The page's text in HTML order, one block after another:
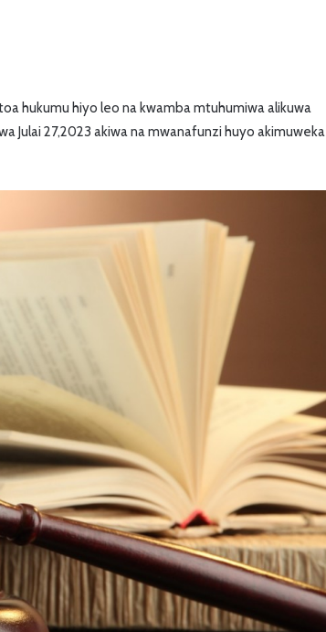
hukumu hiyo leo na kwamba mtuhumiwa alikuwa
Julai 27,2023 akiwa na mwanafunzi huyo akimuweka